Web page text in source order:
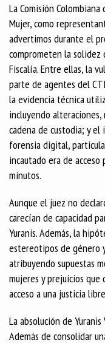
La Comisión Colombiana
Mujer, como
advertimos durante el
comprometen la
Fiscalía. Entre ellas, la
parte de agentes del
la evidencia técnica
incluyendo
cadena de custodia; y
forensia digital,
incautado era de
minutos.
Aunque el juez no
carecían de capacidad
Yuranis. Además, la
estereotipos de género
atribuyendo supuestas
mujeres y prejuicios
acceso a una justicia
La absolución de
Además de consolidar